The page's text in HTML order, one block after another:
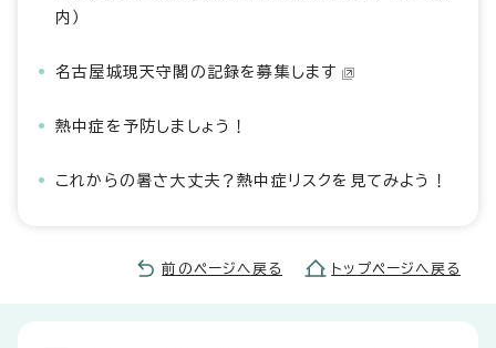
内）
名古屋城現天守閣の記録を募集します
熱中症を予防しましょう！
これからの暑さ大丈夫？熱中症リスクを見てみよう！
前のページへ戻る トップページへ戻る